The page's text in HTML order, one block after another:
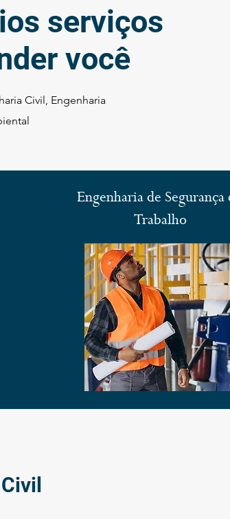
serviços
você
Civil, Engenharia
Engenharia de Segurança
Trabalho